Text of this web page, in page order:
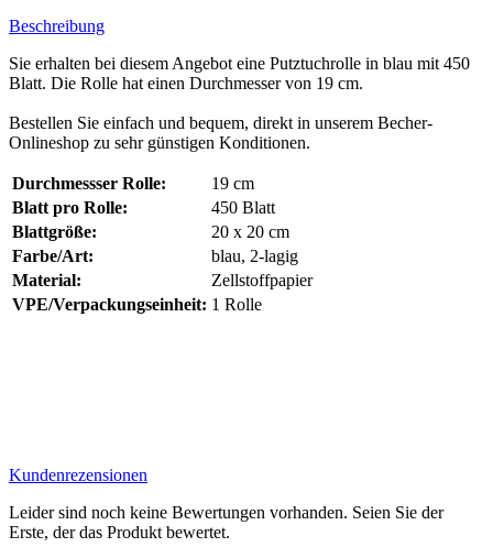
Beschreibung
Sie erhalten bei diesem Angebot eine Putztuchrolle in blau mit 450
Blatt. Die Rolle hat einen Durchmesser von 19 cm.
Bestellen Sie einfach und bequem, direkt in unserem Becher-
Onlineshop zu sehr günstigen Konditionen.
Durchmessser Rolle:
19 cm
Blatt pro Rolle:
450 Blatt
Blattgröße:
20 x 20 cm
Farbe/Art:
blau, 2-lagig
Material:
Zellstoffpapier
VPE/Verpackungseinheit: 1 Rolle
Kundenrezensionen
Leider sind noch keine Bewertungen vorhanden. Seien Sie der
Erste, der das Produkt bewertet.